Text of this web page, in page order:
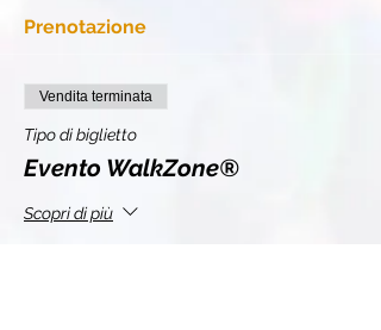
Prenotazione
Vendita terminata
Tipo di biglietto
Evento WalkZone®
Scopri di più